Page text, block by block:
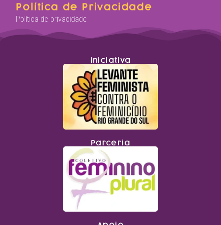
Política de Privacidade
Política de privacidade
iniciativa
Parceria